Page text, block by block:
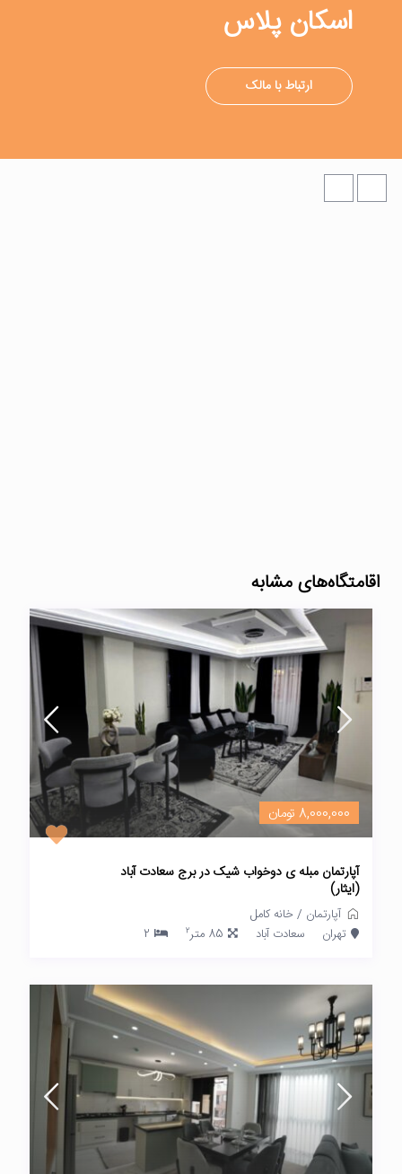
اسکان پلاس
ارتباط با مالک
اقامتگاه‌های مشابه
8,000,000 تومان
آپارتمان مبله ی دوخواب شیک در برج سعادت آباد
(ایثار)
آپارتمان /خانه کامل
تهران
سعادت آباد 85 متر 2
2